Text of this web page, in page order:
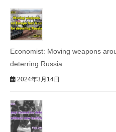
Economist: Moving weapons
deterring Russia
2024年3月14日